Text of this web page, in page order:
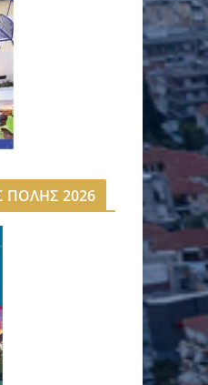
ΠΟΛΗΣ 2026